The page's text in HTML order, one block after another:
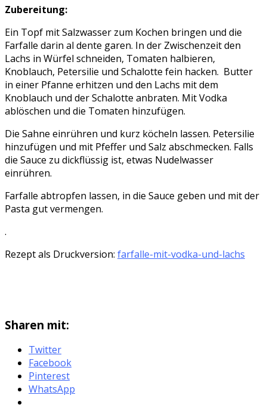
Zubereitung:
Ein Topf mit Salzwasser zum Kochen bringen und die
Farfalle darin al dente garen. In der Zwischenzeit den
Lachs in Würfel schneiden, Tomaten halbieren,
Knoblauch, Petersilie und Schalotte fein hacken. Butter
in einer Pfanne erhitzen und den Lachs mit dem
Knoblauch und der Schalotte anbraten. Mit Vodka
ablöschen und die Tomaten hinzufügen.
Die Sahne einrühren und kurz köcheln lassen. Petersilie
hinzufügen und mit Pfeffer und Salz abschmecken. Falls
die Sauce zu dickflüssig ist, etwas Nudelwasser
einrühren.
Farfalle abtropfen lassen, in die Sauce geben und mit der
Pasta gut vermengen.
.
Rezept als Druckversion: farfalle-mit-vodka-und-lachs
Sharen mit:
Twitter
Facebook
Pinterest
WhatsApp